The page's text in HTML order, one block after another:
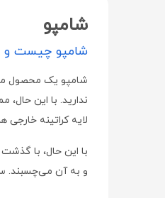
ویتا آریا | Vita Aria
سامکس | Samex
طب رازی | Teb Razi
شامپو
شامپو چیست و
شامپو یک محصول
ندارید. با این
لایه کراتینه
با این حال، با
و به آن می‌چسبند.